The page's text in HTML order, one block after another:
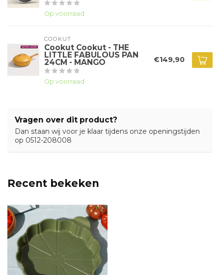
Op voorraad
COOKUT
Cookut Cookut - THE
LITTLE FABULOUS PAN
24CM - MANGO
Op voorraad
€149,90
Vragen over dit product?
Dan staan wij voor je klaar tijdens onze openingstijden
op 0512-208008
Recent bekeken